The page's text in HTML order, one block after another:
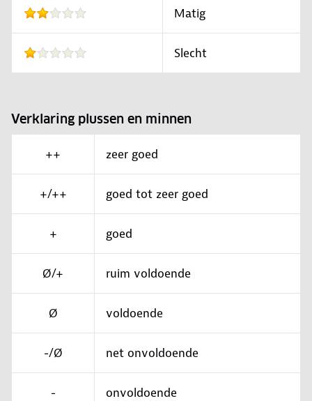
Matig
Slecht
Verklaring plussen en minnen
++ zeer goed
+/++ goed tot zeer goed
+ goed
Ø/+ ruim voldoende
Ø voldoende
-/Ø net onvoldoende
- onvoldoende